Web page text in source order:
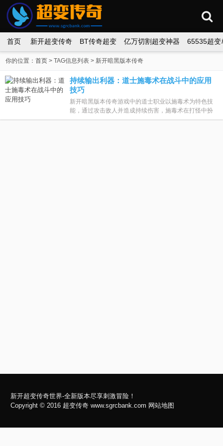
首页 新开超变传奇 BT传奇超变 亿万切割超变神器 65535超变
你的位置：首页 > TAG信息列表 > 新开暗黑版本传奇
持续输出利器：道士施毒术在战斗中的应用
技巧
新开暗黑版本传奇游戏中的道士职业以施毒术为特色技
能，通过攻击敌人并造成持续伤害，施毒术在打怪中扮
演着重要的角色。本文将深入探讨施毒术的基本概念、
新开超变传奇世界-全新版本尽享刺激冒险！
Copyright © 2016 超变传奇 www.sgrcbank.com 网站地图